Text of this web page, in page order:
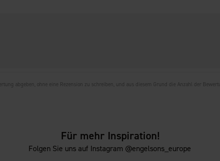
abgeben, ohne eine Rezension zu schreiben, und aus diesem Grund die Anzahl der
Für mehr Inspiration!
Folgen Sie uns auf Instagram @engelsons_europe